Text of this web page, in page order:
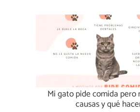
Mi gato pide comida pero
causas y qué